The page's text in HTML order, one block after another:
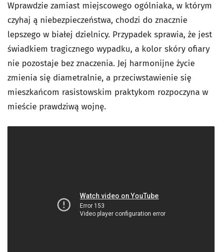
Wprawdzie zamiast miejscowego ogólniaka, w którym
czyhaj ą niebezpieczeństwa, chodzi do znacznie
lepszego w białej dzielnicy. Przypadek sprawia, że jest
świadkiem tragicznego wypadku, a kolor skóry ofiary
nie pozostaje bez znaczenia. Jej harmonijne życie
zmienia się diametralnie, a przeciwstawienie się
mieszkańcom rasistowskim praktykom rozpoczyna w
mieście prawdziwą wojnę.